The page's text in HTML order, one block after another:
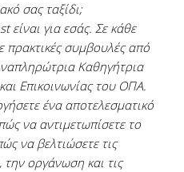
σας ταξίδι;
είναι για εσάς. Σε κάθε
πρακτικές συμβουλές από
Καθηγήτρια
Επικοινωνίας του ΟΠΑ.
ένα αποτελεσματικό
να αντιμετωπίσετε το
να βελτιώσετε τις
την οργάνωση και τις